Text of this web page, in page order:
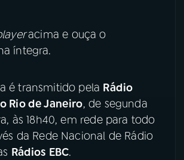
acima e ouça o
íntegra.
é transmitido pela Rádio
Rio de Janeiro, de segunda
às 18h40, em rede para todo
da Rede Nacional de Rádio
Rádios EBC.